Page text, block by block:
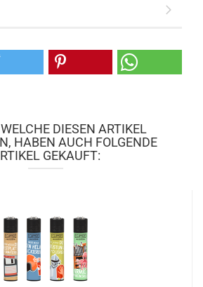
DIESEN ARTIKEL
HABEN AUCH FOLGENDE
GEKAUFT: